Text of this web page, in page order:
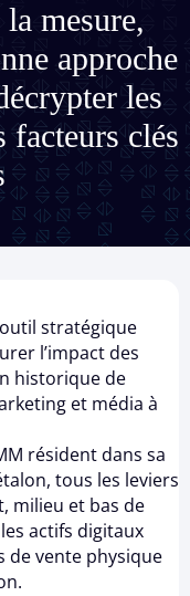
mesure,
approche
les
facteurs clés
stratégique
l’impact des
historique de
et média à
résident dans sa
tous les leviers
milieu et bas de
actifs digitaux
de vente physique